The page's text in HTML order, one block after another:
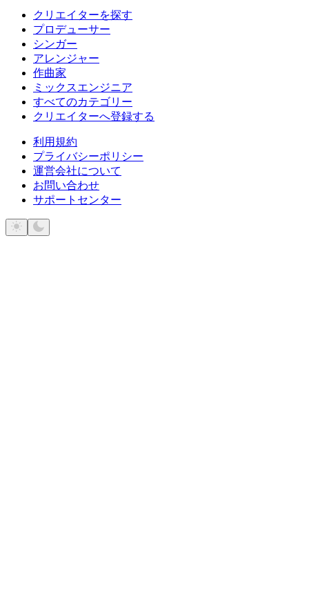
クリエイターを探す
プロデューサー
シンガー
アレンジャー
作曲家
ミックスエンジニア
すべてのカテゴリー
クリエイターへ登録する
利用規約
プライバシーポリシー
運営会社について
お問い合わせ
サポートセンター